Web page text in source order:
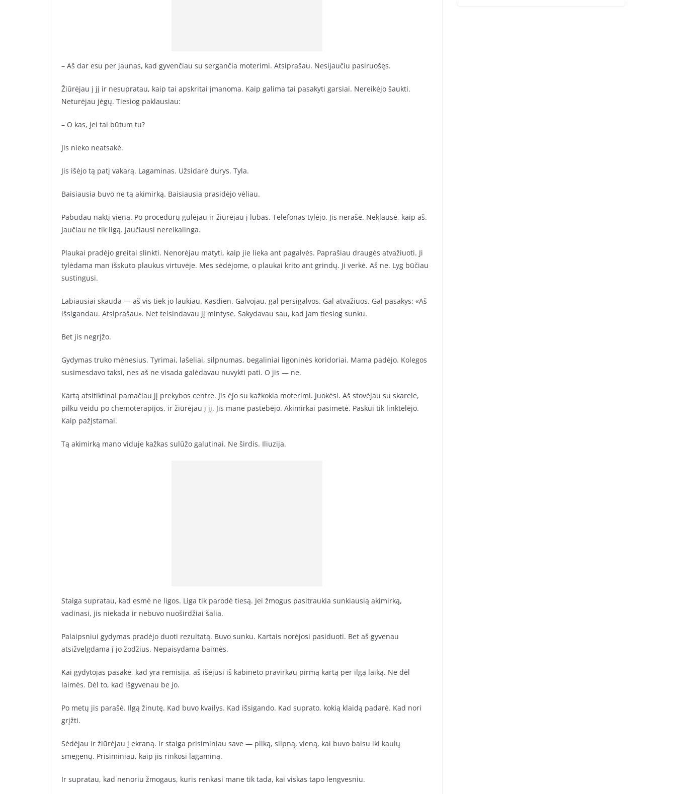
– Aš dar esu per jaunas, kad gyvenčiau su sergančia moterimi. Atsiprašau. Nesijaučiu pasiruošęs.
Žiūrėjau į jį ir nesupratau, kaip tai apskritai įmanoma. Kaip galima tai pasakyti garsiai. Nereikėjo šaukti.
Neturėjau jėgų. Tiesiog paklausiau:
– O kas, jei tai būtum tu?
Jis nieko neatsakė.
Jis išėjo tą patį vakarą. Lagaminas. Užsidarė durys. Tyla.
Baisiausia buvo ne tą akimirką. Baisiausia prasidėjo vėliau.
Pabudau naktį viena. Po procedūrų gulėjau ir žiūrėjau į lubas. Telefonas tylėjo. Jis nerašė. Neklausė, kaip aš.
Jaučiau ne tik ligą. Jaučiausi nereikalinga.
Plaukai pradėjo greitai slinkti. Nenorėjau matyti, kaip jie lieka ant pagalvės. Paprašiau draugės atvažiuoti. Ji
tylėdama man išskuto plaukus virtuvėje. Mes sėdėjome, o plaukai krito ant grindų. Ji verkė. Aš ne. Lyg būčiau
sustingusi.
Labiausiai skauda — aš vis tiek jo laukiau. Kasdien. Galvojau, gal persigalvos. Gal atvažiuos. Gal pasakys: «Aš
išsigandau. Atsiprašau». Net teisindavau jį mintyse. Sakydavau sau, kad jam tiesiog sunku.
Bet jis negrįžo.
Gydymas truko mėnesius. Tyrimai, lašeliai, silpnumas, begaliniai ligoninės koridoriai. Mama padėjo. Kolegos
susimesdavo taksi, nes aš ne visada galėdavau nuvykti pati. O jis — ne.
Kartą atsitiktinai pamačiau jį prekybos centre. Jis ėjo su kažkokia moterimi. Juokėsi. Aš stovėjau su skarele,
pilku veidu po chemoterapijos, ir žiūrėjau į jį. Jis mane pastebėjo. Akimirkai pasimetė. Paskui tik linktelėjo.
Kaip pažįstamai.
Tą akimirką mano viduje kažkas sulūžo galutinai. Ne širdis. Iliuzija.
Staiga supratau, kad esmė ne ligos. Liga tik parodė tiesą. Jei žmogus pasitraukia sunkiausią akimirką,
vadinasi, jis niekada ir nebuvo nuoširdžiai šalia.
Palaipsniui gydymas pradėjo duoti rezultatą. Buvo sunku. Kartais norėjosi pasiduoti. Bet aš gyvenau
atsižvelgdama į jo žodžius. Nepaisydama baimės.
Kai gydytojas pasakė, kad yra remisija, aš išėjusi iš kabineto pravirkau pirmą kartą per ilgą laiką. Ne dėl
laimės. Dėl to, kad išgyvenau be jo.
Po metų jis parašė. Ilgą žinutę. Kad buvo kvailys. Kad išsigando. Kad suprato, kokią klaidą padarė. Kad nori
grįžti.
Sėdėjau ir žiūrėjau į ekraną. Ir staiga prisiminiau save — pliką, silpną, vieną, kai buvo baisu iki kaulų
smegenų. Prisiminiau, kaip jis rinkosi lagaminą.
Ir supratau, kad nenoriu žmogaus, kuris renkasi mane tik tada, kai viskas tapo lengvesniu.